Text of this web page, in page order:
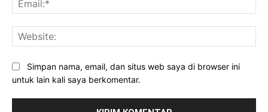
Simpan nama, email, dan situs web saya di browser ini
untuk lain kali saya berkomentar.